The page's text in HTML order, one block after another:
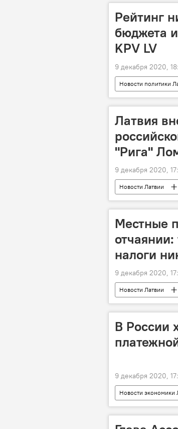
Рейтинг
бюджета
KPV LV
9 декабря 2020,
Новости политики
Латвия
"Рига"
9 декабря 2020,
Новости Латвии
Местные
отчаянии:
налоги
9 декабря 2020,
Новости Латвии
В России
9 декабря 2020,
Новости экономики
Латвия